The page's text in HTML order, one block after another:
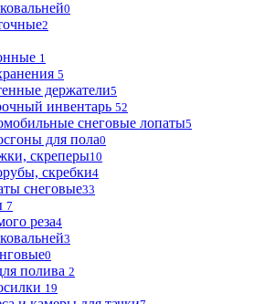
0
2
1
5
держатели5
инвентарь 52
снеговые лопаты5
для пола0
скреперы10
скребки4
снеговые33
7
реза4
3
0
полива 2
19